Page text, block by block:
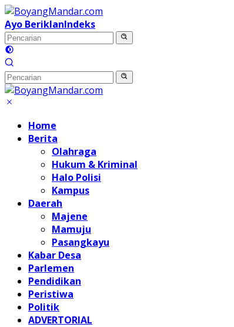
Langsung
ke
konten
Ayo BeriklanIndeks
Home
Berita
Olahraga
Hukum & Kriminal
Halo Polisi
Kampus
Daerah
Majene
Mamuju
Pasangkayu
Kabar Desa
Parlemen
Pendidikan
Peristiwa
Politik
ADVERTORIAL